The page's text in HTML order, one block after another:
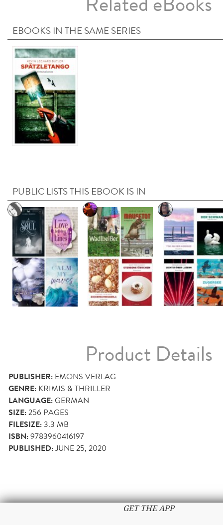
EBOOKS IN THE SAME SERIES
PUBLIC LISTS THIS EBOOK IS IN
Product Details
PUBLISHER: EMONS VERLAG
GENRE: KRIMIS & THRILLER
LANGUAGE:GERMAN
SIZE:256 PAGES
FILESIZE:3.3 MB
ISBN:9783960416197
PUBLISHED:JUNE 25, 2020
GET THE APP